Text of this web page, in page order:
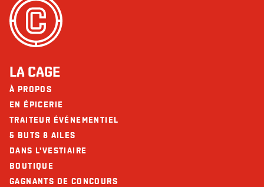
LA CAGE
À PROPOS
EN ÉPICERIE
TRAITEUR ÉVÉNEMENTIEL
5 BUTS 8 AILES
DANS L'VESTIAIRE
BOUTIQUE
GAGNANTS DE CONCOURS